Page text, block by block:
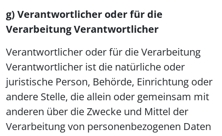
g) Verantwortlicher oder für die
Verarbeitung Verantwortlicher
Verantwortlicher oder für die Verarbeitung
Verantwortlicher ist die natürliche oder
juristische Person, Behörde, Einrichtung oder
andere Stelle, die allein oder gemeinsam mit
anderen über die Zwecke und Mittel der
Verarbeitung von personenbezogenen Daten